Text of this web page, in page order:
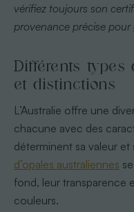
vérifiez toujours son
provenance précise pour
Différents types
et distinctions
L’Australie offre une
chacune avec des
déterminent sa valeur et
d’opales australiennes
fond, leur transparence
couleurs.